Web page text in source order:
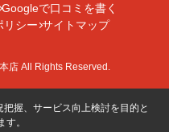
Googleで口コミを書く
リシー サイトマップ
店 All Rights Reserved.
握、サービス向上検討を目的と
。